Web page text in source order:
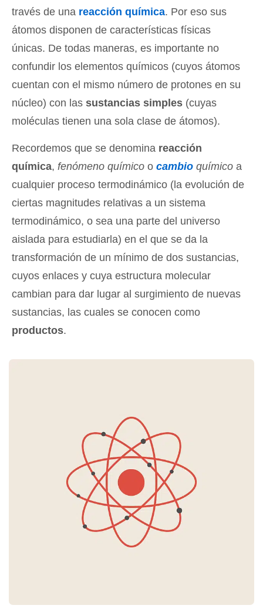
través de una reacción química. Por eso sus
átomos disponen de características físicas
únicas. De todas maneras, es importante no
confundir los elementos químicos (cuyos átomos
cuentan con el mismo número de protones en su
núcleo) con las sustancias simples (cuyas
moléculas tienen una sola clase de átomos).
Recordemos que se denomina reacción
química, fenómeno químico o cambio químico a
cualquier proceso termodinámico (la evolución de
ciertas magnitudes relativas a un sistema
termodinámico, o sea una parte del universo
aislada para estudiarla) en el que se da la
transformación de un mínimo de dos sustancias,
cuyos enlaces y cuya estructura molecular
cambian para dar lugar al surgimiento de nuevas
sustancias, las cuales se conocen como
productos.